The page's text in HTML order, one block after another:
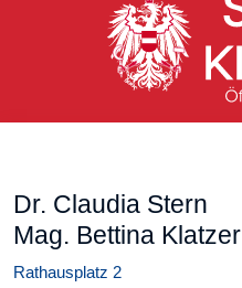
Dr. Claudia Stern
Mag. Bettina Klatzer
Rathausplatz 2